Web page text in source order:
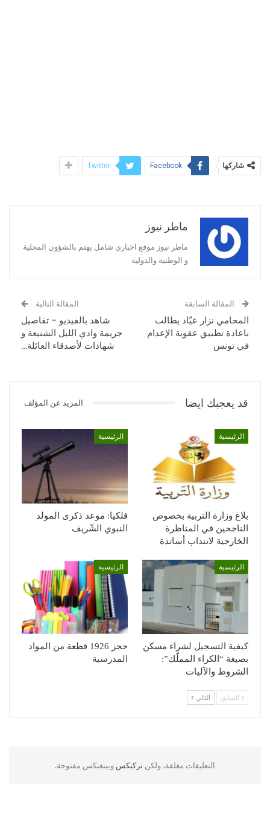
شاركها Facebook
Twitter
ماطر نيوز
ماطر نيوز موقع اخباري شامل يهتم بالشؤون المحلية
و الوطنية والدولية
المقالة السابقة
المحامي نزار عيّاد يطالب
باعادة تطبيق عقوبة الإعدام
في تونس
المقالة التالية
شاهد بالفيديو – تفاصيل
جريمة وادي الليل الشنيعة و
شهادات لأصدقاء العائلة…
قد يعجبك ايضا المزيد عن المؤلف
الرئيسية
بلاغ وزارة التربية بخصوص
الناجحين في المناظرة
الخارجية لانتداب أساتذة
الرئيسية
فلكيا: موعد ذكرى المولد
النبوي الشّريف
الرئيسية
كيفية التسجيل لشراء مسكن
بصيغة “الكراء المملّك”:
الشروط والآليات
الرئيسية
حجز 1926 قطعة من المواد
المدرسية
السابق التالي
التعليقات مغلقة، ولكن تركبكس وبينغبكس مفتوحة.